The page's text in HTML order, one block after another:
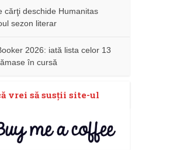
cărţi deschide Humanitas
sezon literar
2026: iată lista celor 13
în cursă
vrei să susţii site-ul